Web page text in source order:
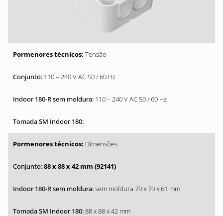
Tensão
110 – 240 V AC 50 / 60 Hz
110 – 240 V AC 50 / 60 Hz
Dimensões
88 x 88 x 42 mm (92141)
sem moldura 70 x 70 x 61 mm
88 x 88 x 42 mm